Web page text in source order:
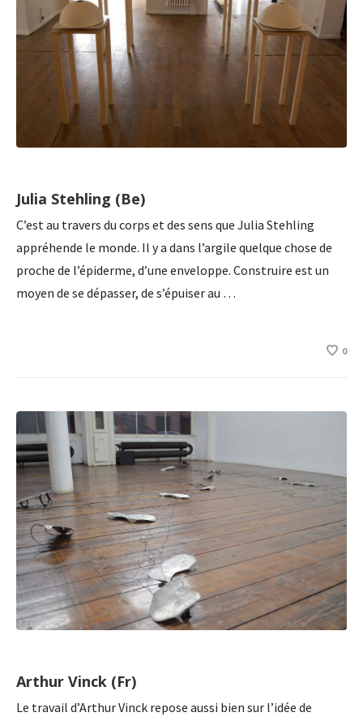
Julia Stehling (Be)
C’est au travers du corps et des sens que Julia Stehling
appréhende le monde. Il y a dans l’argile quelque chose de
proche de l’épiderme, d’une enveloppe. Construire est un
moyen de se dépasser, de s’épuiser au …
0
Arthur Vinck (Fr)
Le travail d’Arthur Vinck repose aussi bien sur l’idée de